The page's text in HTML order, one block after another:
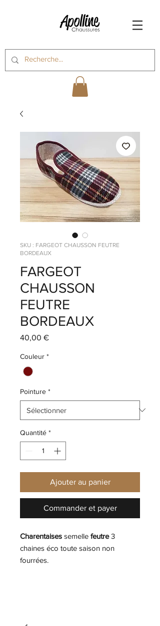
SKU : FARGEOT CHAUSSON FEUTRE
BORDEAUX
FARGEOT
CHAUSSON
FEUTRE
BORDEAUX
40,00 €Prix
Couleur *
Pointure *
Quantité *
Ajouter au panier
Commander et payer
Charentaises semelle feutre3
chaines éco toute saison non
fourrées.